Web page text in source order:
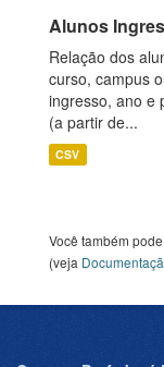
Alunos
Relação dos
curso, campus
ingresso, ano e
(a partir de...
CSV
Você também
(veja